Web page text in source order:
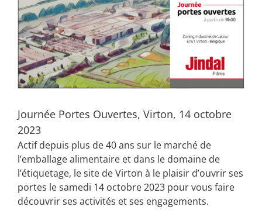
Image
Journée Portes Ouvertes, Virton, 14 octobre
2023
Actif depuis plus de 40 ans sur le marché de
l’emballage alimentaire et dans le domaine de
l’étiquetage, le site de Virton à le plaisir d’ouvrir ses
portes le samedi 14 octobre 2023 pour vous faire
découvrir ses activités et ses engagements.